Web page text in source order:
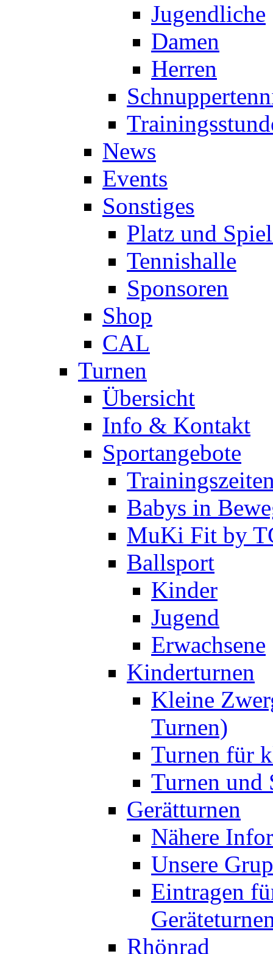
Jugendliche
Damen
Herren
News
Events
Sonstiges
Platz und
Tennishalle
Sponsoren
Shop
CAL
Turnen
Übersicht
Info & Kontakt
Sportangebote
Babys in
MuKi Fit by
Ballsport
Kinder
Jugend
Erwachsene
Kinderturnen
Kleine
Turnen)
Turnen für
Turnen und
Gerätturnen
Nähere
Unsere
Eintragen
Rhönrad